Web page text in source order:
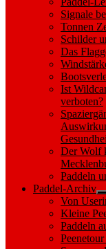
Signale
Tonnen
Schilder
Das
Ist
verboten?
Der Wolf
Paddeln
Paddel-Archiv
Von
Kleine
Paddeln